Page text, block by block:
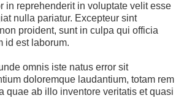
in reprehenderit in voluptate velit esse
nulla pariatur. Excepteur sint
proident, sunt in culpa qui officia
id est laborum.
omnis iste natus error sit
doloremque laudantium, totam rem
quae ab illo inventore veritatis et quasi